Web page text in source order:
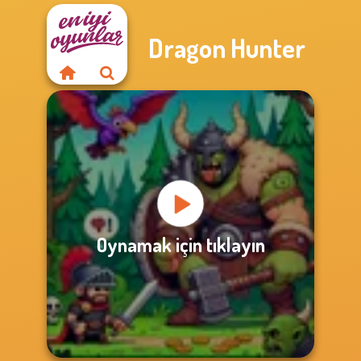
Dragon Hunter
Oynamak için tıklayın